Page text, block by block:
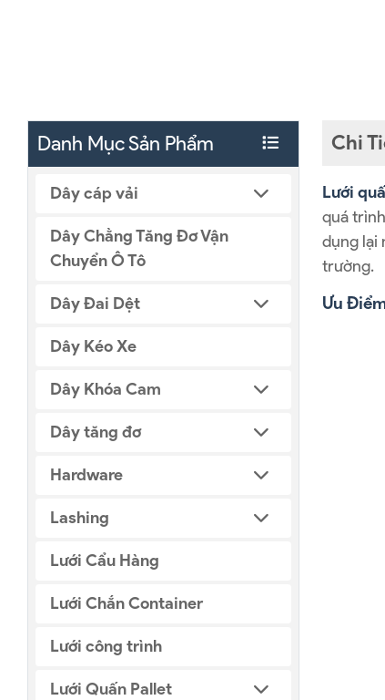
Danh Mục Sản Phẩm
Dây cáp vải
Dây Chằng Tăng Đơ Vận
Chuyển Ô Tô
Dây Đai Dệt
Dây Kéo Xe
Dây Khóa Cam
Dây tăng đơ
Hardware
Lashing
Lưới Cẩu Hàng
Lưới Chắn Container
Lưới công trình
Lưới Quấn Pallet
Chi
Lưới
quá
dụng lại
trường.
Ưu